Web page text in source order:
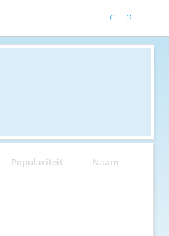
Populariteit Naam